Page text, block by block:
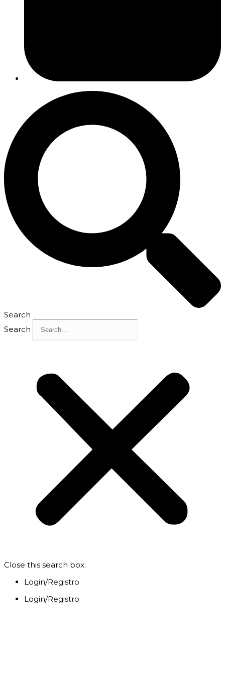
Search
Search
Close this search box.
Login/Registro
Login/Registro